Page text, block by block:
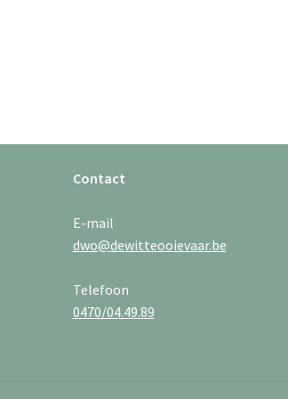
Contact
E-mail
dwo@dewitteooievaar.be
Telefoon
0470/04.49.89